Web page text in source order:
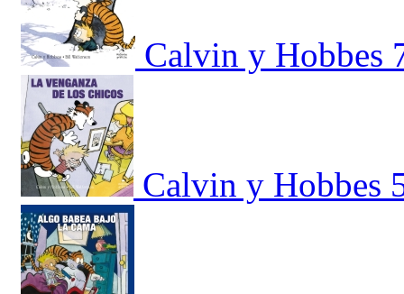
Calvin y Hobbes
Calvin y Hobbes